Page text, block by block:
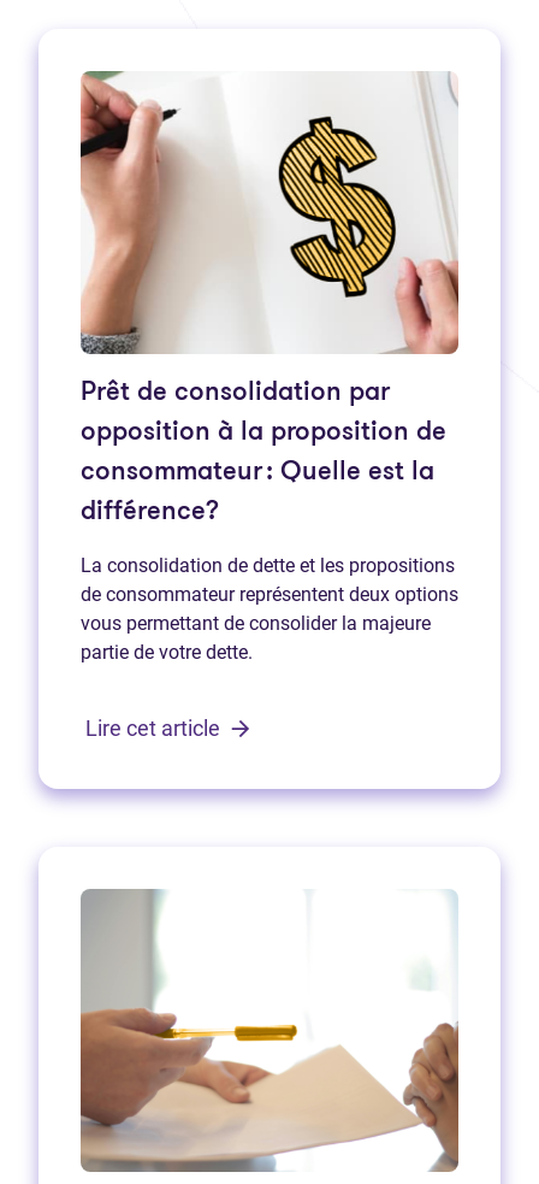
Prêt de consolidation par
opposition à la proposition de
consommateur : Quelle est la
différence?
La consolidation de dette et les propositions
de consommateur représentent deux options
vous permettant de consolider la majeure
partie de votre dette.
Lire cet article